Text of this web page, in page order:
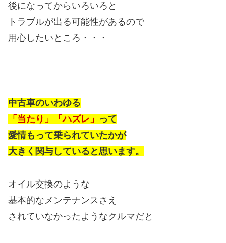
後になってからいろいろと
トラブルが出る可能性があるので
用心したいところ・・・
中古車のいわゆる
「当たり」「ハズレ」 って
愛情もって乗られていたかが
大きく関与していると思います。
オイル交換のような
基本的なメンテナンスさえ
されていなかったようなクルマだと